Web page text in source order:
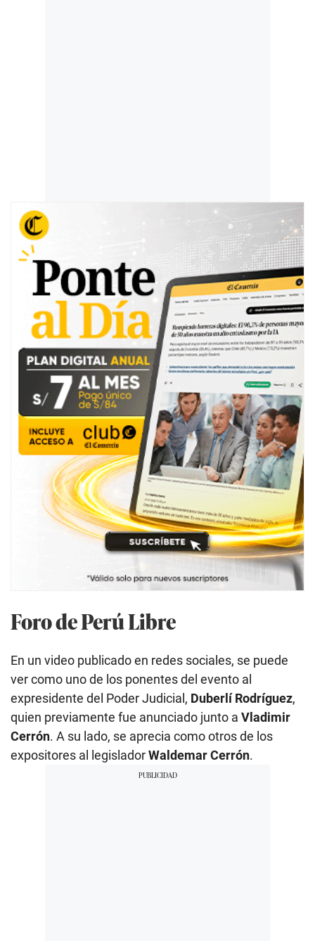
Foro de Perú Libre
En un video publicado en redes sociales, se puede
ver como uno de los ponentes del evento al
expresidente del Poder Judicial, Duberlí Rodríguez,
quien previamente fue anunciado junto a Vladimir
Cerrón. A su lado, se aprecia como otros de los
expositores al legisladorWaldemar Cerrón.